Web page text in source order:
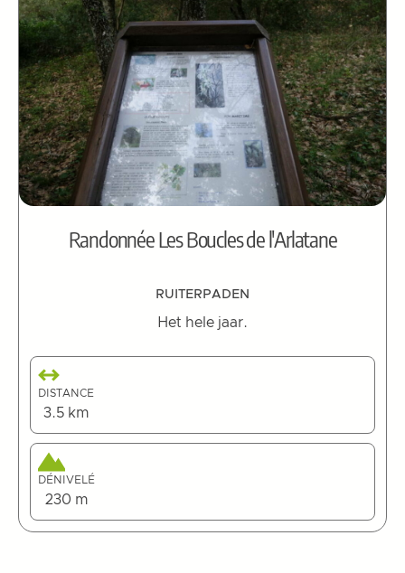
Randonnée Les Boucles de l'Arlatane
RUITERPADEN
Het hele jaar.
DISTANCE
3.5 km
DÉNIVELÉ
230 m